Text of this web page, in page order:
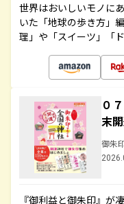
世界はおいしいモノに
いた「地球の歩き方」
理」や「スイーツ」「
０
末
御朱
『御利益と御朱印』が